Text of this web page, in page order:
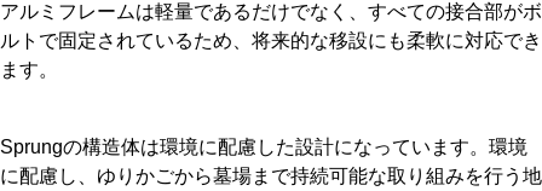
アルミフレームは軽量であるだけでなく、すべての接合部がボ
ルトで固定されているため、将来的な移設にも柔軟に対応でき
ます。
Sprungの構造体は環境に配慮した設計になっています。環境
に配慮し、ゆりかごから墓場まで持続可能な取り組みを行う地